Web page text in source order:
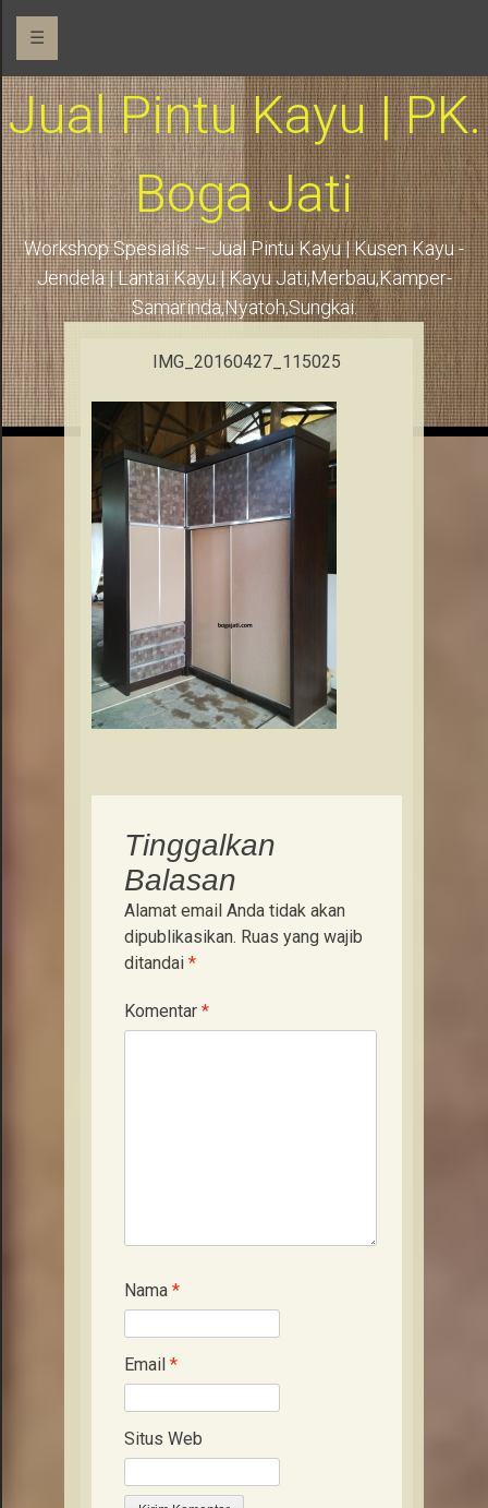
☰
Jual Pintu Kayu | PK.
Boga Jati
Workshop Spesialis – Jual Pintu Kayu | Kusen Kayu -
Jendela | Lantai Kayu | Kayu Jati,Merbau,Kamper-
Samarinda,Nyatoh,Sungkai.
IMG_20160427_115025
Tinggalkan
Balasan
Alamat email Anda tidak akan
dipublikasikan. Ruas yang wajib
ditandai *
Komentar *
Nama *
Email *
Situs Web